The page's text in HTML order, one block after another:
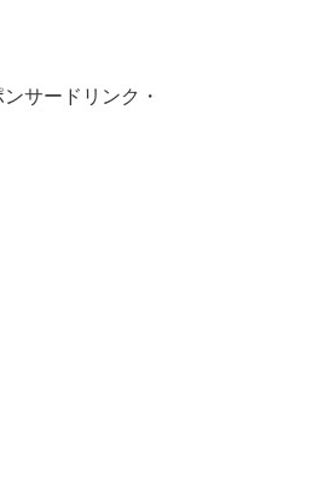
ンサードリンク・